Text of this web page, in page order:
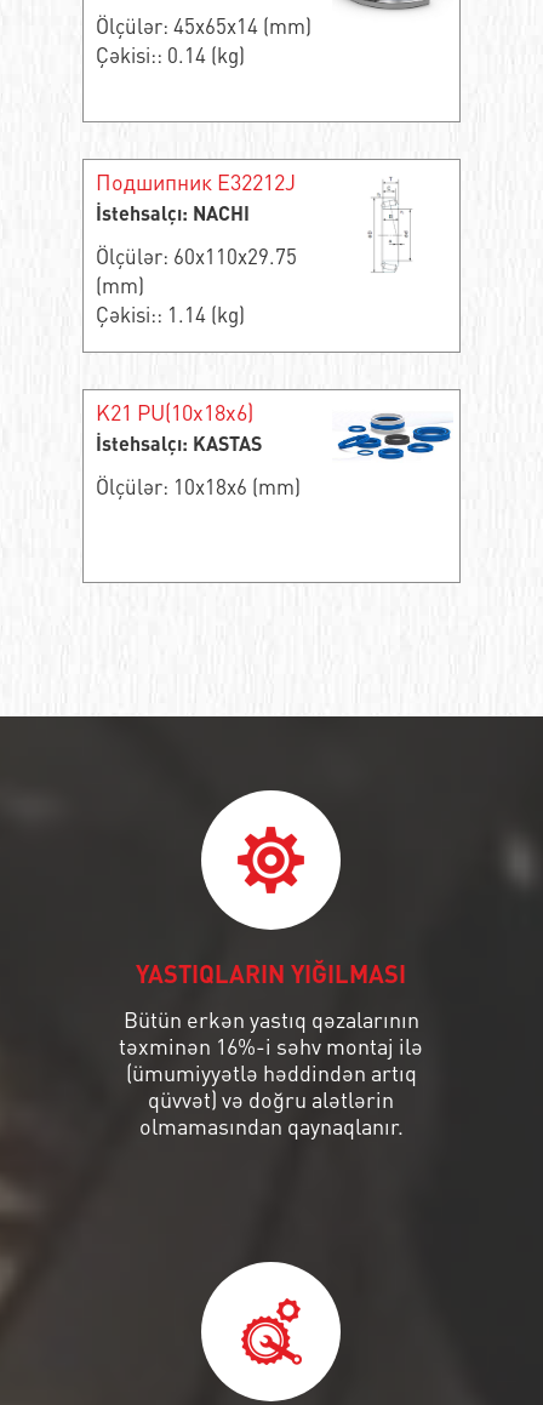
Ölçülər: 45x65x14 (mm)
Çəkisi:: 0.14 (kg)
Подшипник E32212J
İstehsalçı: NACHI
Ölçülər: 60x110x29.75
(mm)
Çəkisi:: 1.14 (kg)
K21 PU(10x18x6)
İstehsalçı: KASTAS
Ölçülər: 10x18x6 (mm)
YASTIQLARIN YIĞILMASI
Bütün erkən yastıq qəzalarının
təxminən 16%-i səhv montaj ilə
(ümumiyyətlə həddindən artıq
qüvvət) və doğru alətlərin
olmamasından qaynaqlanır.